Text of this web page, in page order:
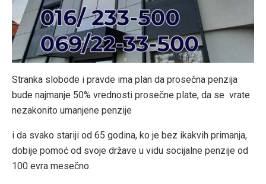
Stranka slobode i pravde ima plan da prosečna penzija
bude najmanje 50% vrednosti prosečne plate, da se vrate
nezakonito umanjene penzije
i da svako stariji od 65 godina, ko je bez ikakvih primanja,
dobije pomoć od svoje države u vidu socijalne penzije od
100 evra mesečno.